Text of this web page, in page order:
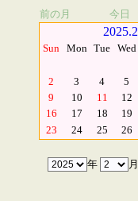
前の月 今日
2025.2
Sun Mon Tue Wed
2
3 4 5
9
10 11 12
16
17 18 19
23
24 25 26
年 月